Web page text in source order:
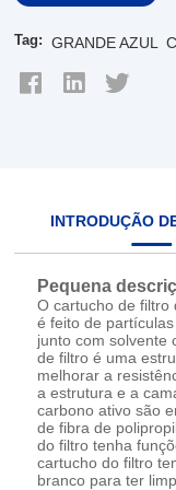
Tag: GRANDE AZUL
INTRODUÇÃO
Pequena
O cartucho de filtro
é feito de
junto com solvente
de filtro é uma
melhorar a
a estrutura e a
carbono ativo são
de fibra de
do filtro tenha
cartucho do filtro
branco para ter